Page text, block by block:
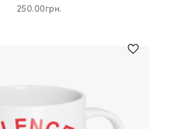
250.00грн.